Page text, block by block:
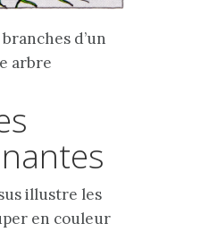
d’un
arbre
illustre les
en couleur